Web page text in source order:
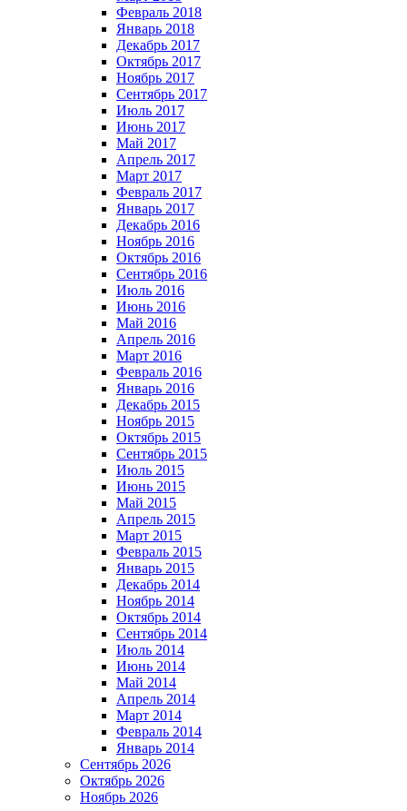
Февраль 2018
Январь 2018
Декабрь 2017
Октябрь 2017
Ноябрь 2017
Сентябрь 2017
Июль 2017
Июнь 2017
Май 2017
Апрель 2017
Март 2017
Февраль 2017
Январь 2017
Декабрь 2016
Ноябрь 2016
Октябрь 2016
Сентябрь 2016
Июль 2016
Июнь 2016
Май 2016
Апрель 2016
Март 2016
Февраль 2016
Январь 2016
Декабрь 2015
Ноябрь 2015
Октябрь 2015
Сентябрь 2015
Июль 2015
Июнь 2015
Май 2015
Апрель 2015
Март 2015
Февраль 2015
Январь 2015
Декабрь 2014
Ноябрь 2014
Октябрь 2014
Сентябрь 2014
Июль 2014
Июнь 2014
Май 2014
Апрель 2014
Март 2014
Февраль 2014
Январь 2014
Сентябрь 2026
Октябрь 2026
Ноябрь 2026